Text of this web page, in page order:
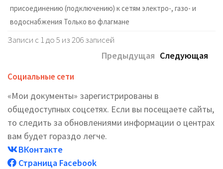
присоединению (подключению) к сетям электро-, газо- и
водоснабжения Только во флагмане
Записи с 1 до 5 из 206 записей
Предыдущая Следующая
Социальные сети
«Мои документы» зарегистрированы в
общедоступных соцсетях. Если вы посещаете сайты,
то следить за обновлениями информации о центрах
вам будет гораздо легче.
ВКонтакте
Страница Facebook